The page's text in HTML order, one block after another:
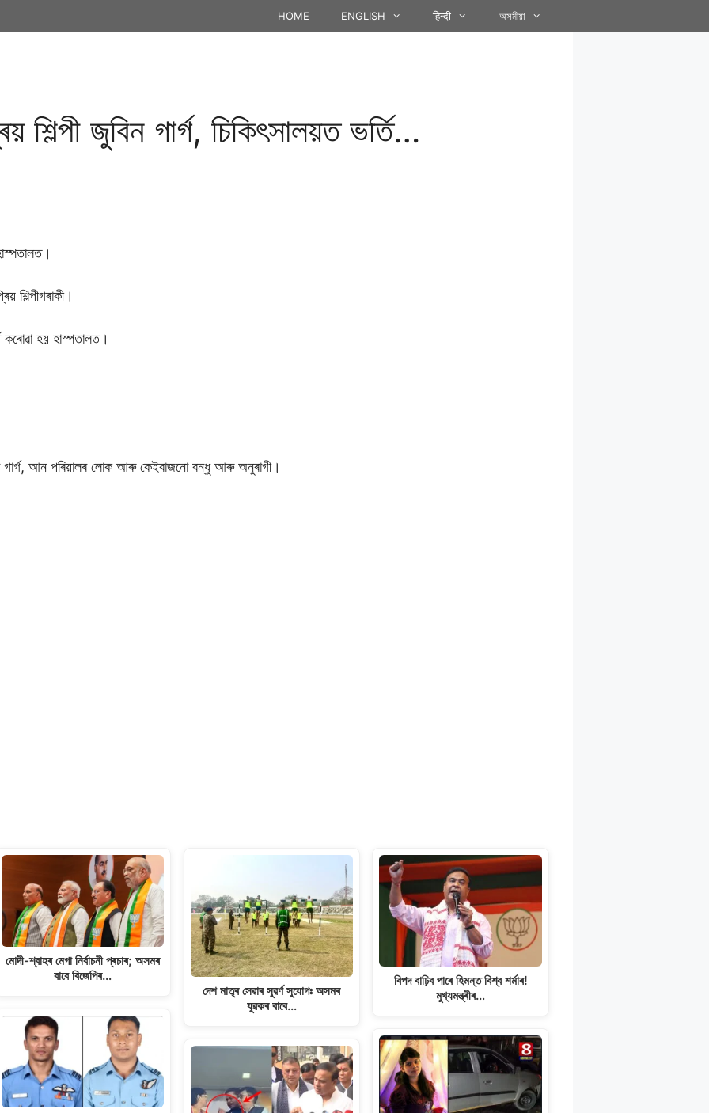
HOME ENGLISH हिन्दी অসমীয়া
জুবিন গাৰ্গ, চিকিৎসালয়ত ভৰ্তি…
শিল্পীগৰাকী।
কৰোৱা হয় হাস্পতালত।
গাৰ্গ, আন পৰিয়ালৰ লোক আৰু কেইবাজনো বন্ধু আৰু অনুৰাগী।
মোদী-শ্বাহৰ মেগা নিৰ্বাচনী প্ৰচাৰ; অসমৰ
বাবে বিজেপিৰ…
দেশ মাতৃৰ সেৱাৰ সুৱৰ্ণ সুযোগঃ অসমৰ
যুৱকৰ বাবে…
বিপদ বাঢ়িব পাৰে হিমন্ত বিশ্ব শৰ্মাৰ!
মুখ্যমন্ত্ৰীৰ…